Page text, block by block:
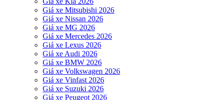
Giá xe Mitsubishi 2026
Giá xe Nissan 2026
Giá xe MG 2026
Giá xe Mercedes 2026
Giá xe Lexus 2026
Giá xe Audi 2026
Giá xe BMW 2026
Giá xe Volkswagen 2026
Giá xe Vinfast 2026
Giá xe Suzuki 2026
Giá xe Peugeot 2026